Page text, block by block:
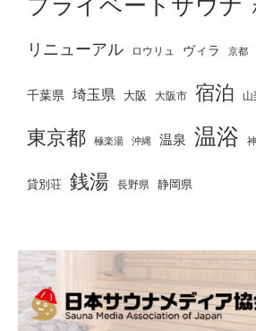
リニューアル ロウリュ ヴィラ 京都
千葉県 埼玉県 大阪 大阪市 宿泊 山
東京都 極楽湯 沖縄 温泉 温浴
貸別荘 銭湯 長野県 静岡県